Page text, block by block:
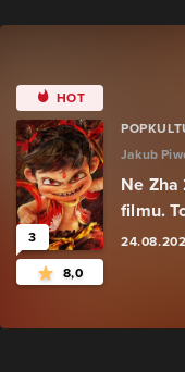
HOT
3
8,0
Jakub
Ne
filmu.